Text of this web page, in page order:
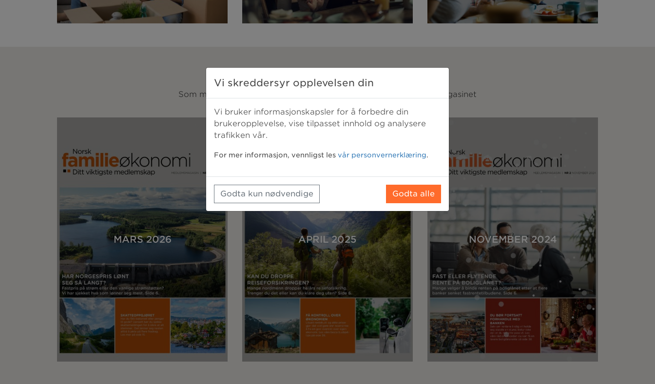
Medlemsmagasinet
Som medlem i Norsk Familieøkonomi får du tilgang til medlemsmagasinet
Se alle våre medlemsmagasin »
MARS 2026 APRIL 2025 NOVEMBER 2024
Vi skreddersyr opplevelsen din
Vi bruker informasjonskapsler for å forbedre din
brukeropplevelse, vise tilpasset innhold og analysere
trafikken vår.
For mer informasjon, vennligst les vår personvernerklæring.
Godta kun nødvendige Godta alle